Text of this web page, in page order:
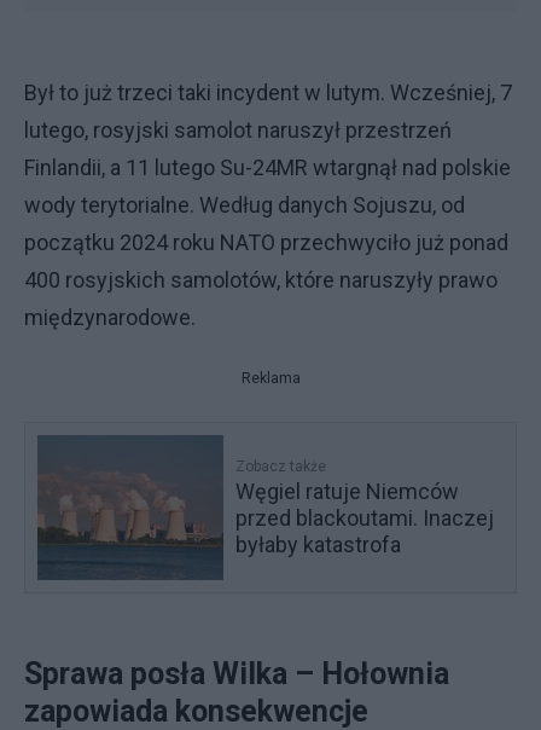
Był to już trzeci taki incydent w lutym. Wcześniej, 7
lutego, rosyjski samolot naruszył przestrzeń
Finlandii, a 11 lutego Su-24MR wtargnął nad polskie
wody terytorialne. Według danych Sojuszu, od
początku 2024 roku NATO przechwyciło już ponad
400 rosyjskich samolotów, które naruszyły prawo
międzynarodowe.
Reklama
Zobacz także
Węgiel ratuje Niemców
przed blackoutami. Inaczej
byłaby katastrofa
Sprawa posła Wilka – Hołownia
zapowiada konsekwencje